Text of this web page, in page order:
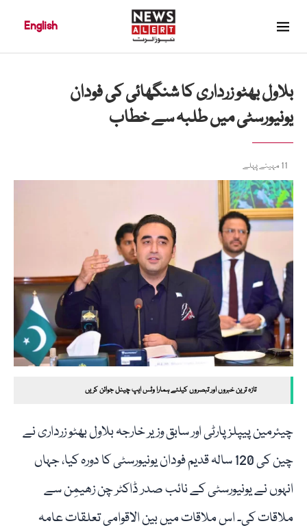
English
بلاول بھٹو زرداری کا شنگھائی کی فودان
یونیورسٹی میں طلبہ سے خطاب
11 مہینے پہلے
تازہ ترین خبروں اور تبصروں کیلئے ہمارا وٹس ایپ چینل جوائن کریں
چیئرمین پیپلز پارٹی اور سابق وزیر خارجہ بلاول بھٹو زرداری نے
چین کی 120 سالہ قدیم فودان یونیورسٹی کا دورہ کیا، جہاں
انہوں نے یونیورسٹی کے نائب صدر ڈاکٹر چن زھیمِن سے
ملاقات کی۔ اس ملاقات میں بین الاقوامی تعلقات عامہ